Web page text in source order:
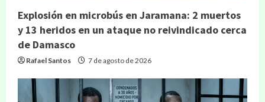
Explosión en microbús en Jaramana: 2 muertos
y 13 heridos en un ataque no reivindicado cerca
de Damasco
Rafael Santos 7 de agosto de 2026